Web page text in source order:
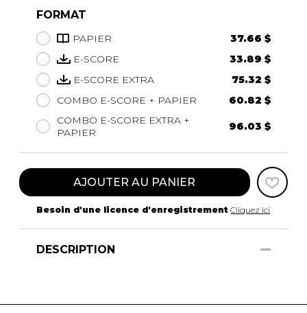
FORMAT
PAPIER
37.66 $
E-SCORE
33.89 $
E-SCORE EXTRA
75.32 $
COMBO E-SCORE + PAPIER
60.82 $
COMBO E-SCORE EXTRA +
PAPIER
96.03 $
AJOUTER AU PANIER
Besoin d'une licence d'enregistrement Cliquez ici
DESCRIPTION